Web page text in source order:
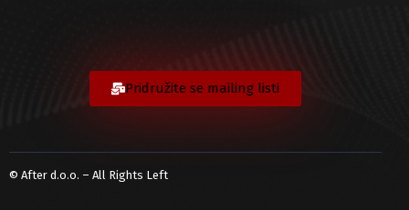
Pridružite se mailing listi
© After d.o.o. – All Rights Left